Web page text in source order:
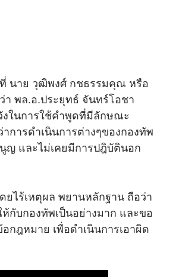
นาย วุฒิพงศ์ กชธรรมคุณ หรือ
พล.อ.ประยุทธ์ จันทร์โอชา
ในการใช้คำพูดที่มีลักษณะ
การดำเนินการต่างๆของกองทัพ
ญ และไม่เคยมีการปฎิบัตินอก
ยไร้เหตุผล พยานหลักฐาน ถือว่า
กับกองทัพเป็นอย่างมาก และขอ
ฎหมาย เพื่อดำเนินการเอาผิด